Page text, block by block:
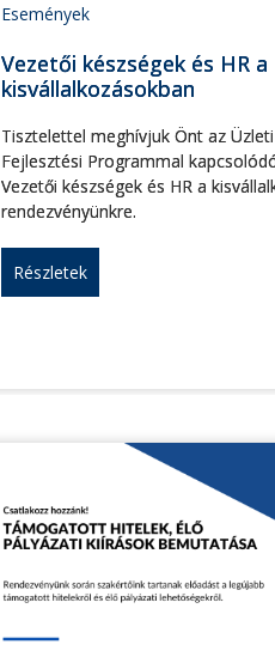
Események
Vezetői készségek és HR a
kisvállalkozásokban
Tisztelettel meghívjuk Önt az
Fejlesztési Programmal
Vezetői készségek és HR a
rendezvényünkre.
Részletek